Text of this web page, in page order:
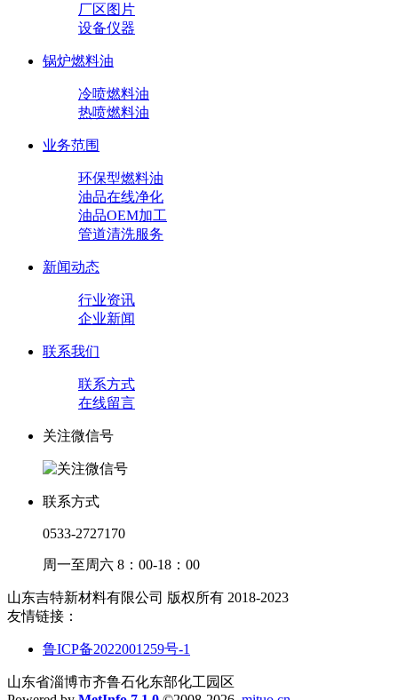
厂区图片
设备仪器
锅炉燃料油
冷喷燃料油
热喷燃料油
业务范围
环保型燃料油
油品在线净化
油品OEM加工
管道清洗服务
新闻动态
行业资讯
企业新闻
联系我们
联系方式
在线留言
关注微信号
联系方式
0533-2727170
周一至周六 8：00-18：00
山东吉特新材料有限公司 版权所有 2018-2023
友情链接：
鲁ICP备2022001259号-1
山东省淄博市齐鲁石化东部化工园区